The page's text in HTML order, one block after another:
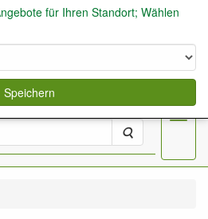
Suche
Menu
für Ihren Standort; Wählen
Speichern